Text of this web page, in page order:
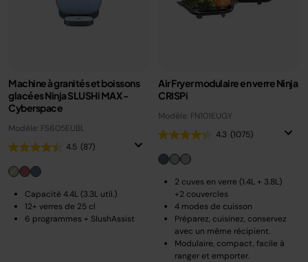
Machine à granités et boissons
glacées Ninja SLUSHi MAX -
Cyberspace
Modèle: FS605EUBL
4.5 (87)
Capacité 4.4L (3.3L util.)
12+ verres de 25 cl
6 programmes + SlushAssist
Air Fryer modulaire en verre Ninja
CRISPi
Modèle: FN101EUGY
4.3 (1075)
2 cuves en verre (1.4L + 3.8L)
+2 couvercles
4 modes de cuisson
Préparez, cuisinez, conservez
avec un même récipient.
Modulaire, compact, facile à
ranger et emporter.